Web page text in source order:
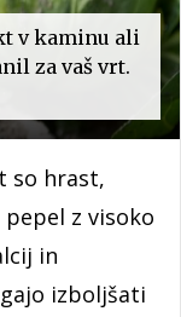
v kaminu ali
za vaš vrt.
so hrast,
z visoko
in
izboljšati